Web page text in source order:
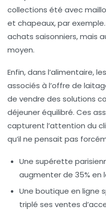
collections été avec
et chapeaux, par
achats saisonniers, mais
moyen.
Enfin, dans l’alimentaire,
associés à l’offre de
de vendre des solutions
déjeuner équilibré. Ces
capturent l’attention du
qu’il ne pensait pas
Une supérette
augmenter de 35% en
Une boutique en ligne
triplé ses ventes